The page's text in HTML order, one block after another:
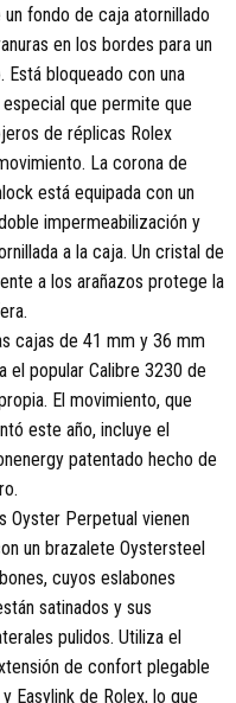
fondo de caja atornillado
en los bordes para un
Está bloqueado con una
especial que permite que
de réplicas Rolex
La corona de
está equipada con un
impermeabilización y
a la caja. Un cristal de
a los arañazos protege la
cajas de 41 mm y 36 mm
el popular Calibre 3230 de
El movimiento, que
este año, incluye el
patentado hecho de
Oyster Perpetual vienen
un brazalete Oystersteel
cuyos eslabones
satinados y sus
pulidos. Utiliza el
de confort plegable
Easylink de Rolex, lo que